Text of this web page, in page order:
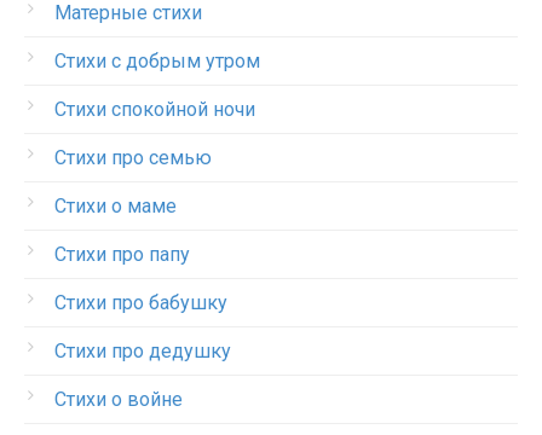
Матерные стихи
Стихи с добрым утром
Стихи спокойной ночи
Стихи про семью
Стихи о маме
Стихи про папу
Стихи про бабушку
Стихи про дедушку
Стихи о войне